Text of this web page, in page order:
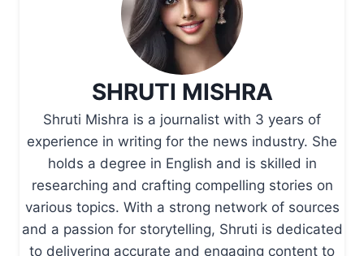
SHRUTI MISHRA
Shruti Mishra is a journalist with 3 years of
experience in writing for the news industry. She
holds a degree in English and is skilled in
researching and crafting compelling stories on
various topics. With a strong network of sources
and a passion for storytelling, Shruti is dedicated
to delivering accurate and engaging content to